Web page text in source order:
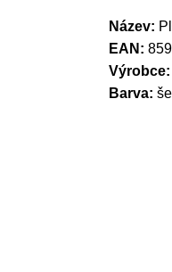
Název:
EAN:
Výrobce:
Barva: